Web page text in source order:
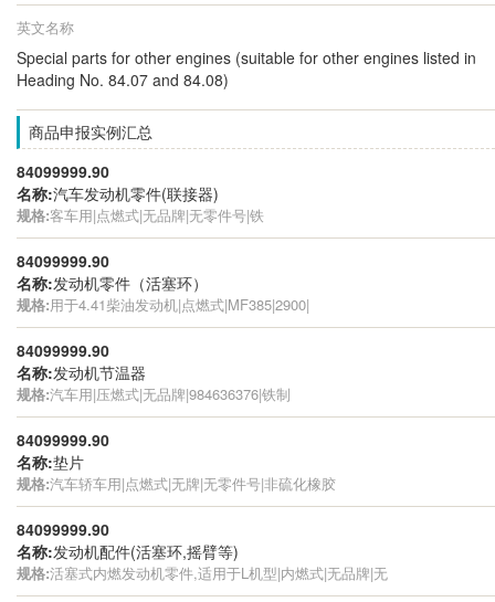
英文名称
Special parts for other engines (suitable for other engines listed in
Heading No. 84.07 and 84.08)
商品申报实例汇总
84099999.90
名称:汽车发动机零件(联接器)
规格:客车用|点燃式|无品牌|无零件号|铁
84099999.90
名称:发动机零件（活塞环）
规格:用于4.41柴油发动机|点燃式|MF385|2900|
84099999.90
名称:发动机节温器
规格:汽车用|压燃式|无品牌|984636376|铁制
84099999.90
名称:垫片
规格:汽车轿车用|点燃式|无牌|无零件号|非硫化橡胶
84099999.90
名称:发动机配件(活塞环,摇臂等)
规格:活塞式内燃发动机零件,适用于L机型|内燃式|无品牌|无